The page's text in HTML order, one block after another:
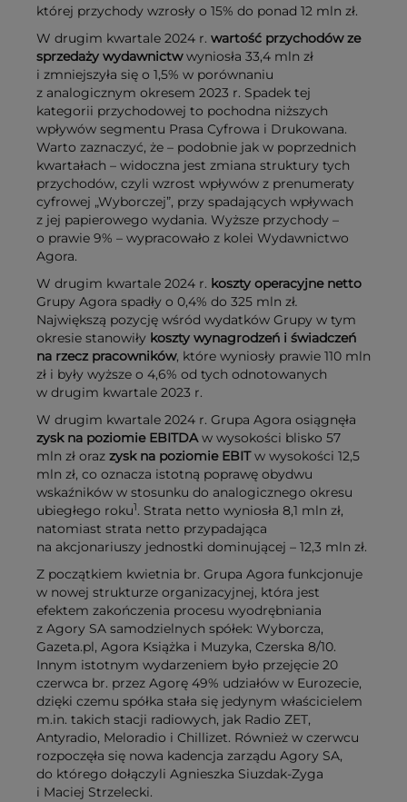
której przychody wzrosły o 15% do ponad 12 mln zł.
W drugim kwartale 2024 r. wartość przychodów ze
sprzedaży wydawnictwwyniosła 33,4 mln zł
i zmniejszyła się o 1,5% w porównaniu
z analogicznym okresem 2023 r. Spadek tej
kategorii przychodowej to pochodna niższych
wpływów segmentu Prasa Cyfrowa i Drukowana.
Warto zaznaczyć, że – podobnie jak w poprzednich
kwartałach – widoczna jest zmiana struktury tych
przychodów, czyli wzrost wpływów z prenumeraty
cyfrowej „Wyborczej”, przy spadających wpływach
z jej papierowego wydania. Wyższe przychody –
o prawie 9% – wypracowało z kolei Wydawnictwo
Agora.
W drugim kwartale 2024 r. koszty operacyjne netto
Grupy Agora spadły o 0,4% do 325 mln zł.
Największą pozycję wśród wydatków Grupy w tym
okresie stanowiły koszty wynagrodzeń i świadczeń
na rzecz pracowników, które wyniosły prawie 110 mln
zł i były wyższe o 4,6% od tych odnotowanych
w drugim kwartale 2023 r.
W drugim kwartale 2024 r. Grupa Agora osiągnęła
zysk na poziomie EBITDAw wysokości blisko 57
mln zł oraz zysk na poziomie EBITw wysokości 12,5
mln zł, co oznacza istotną poprawę obydwu
wskaźników w stosunku do analogicznego okresu
ubiegłego roku1. Strata netto wyniosła 8,1 mln zł,
natomiast strata netto przypadająca
na akcjonariuszy jednostki dominującej – 12,3 mln zł.
Z początkiem kwietnia br. Grupa Agora funkcjonuje
w nowej strukturze organizacyjnej, która jest
efektem zakończenia procesu wyodrębniania
z Agory SA samodzielnych spółek: Wyborcza,
Gazeta.pl, Agora Książka i Muzyka, Czerska 8/10.
Innym istotnym wydarzeniem było przejęcie 20
czerwca br. przez Agorę 49% udziałów w Eurozecie,
dzięki czemu spółka stała się jedynym właścicielem
m.in. takich stacji radiowych, jak Radio ZET,
Antyradio, Meloradio i Chillizet. Również w czerwcu
rozpoczęła się nowa kadencja zarządu Agory SA,
do którego dołączyli Agnieszka Siuzdak-Zyga
i Maciej Strzelecki.